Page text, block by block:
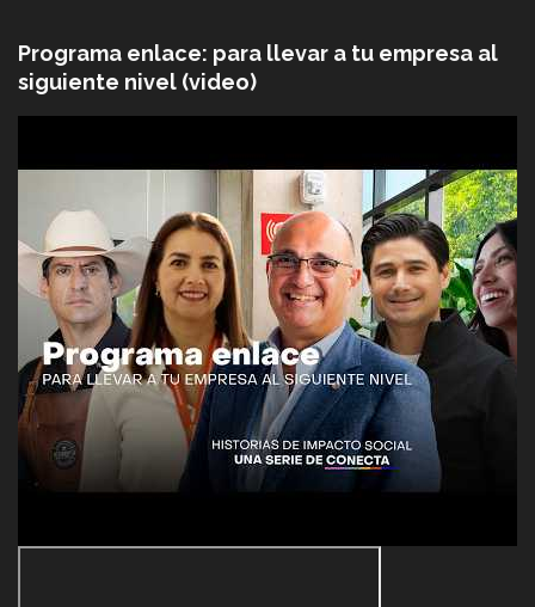
Programa enlace: para llevar a tu empresa al
siguiente nivel (video)